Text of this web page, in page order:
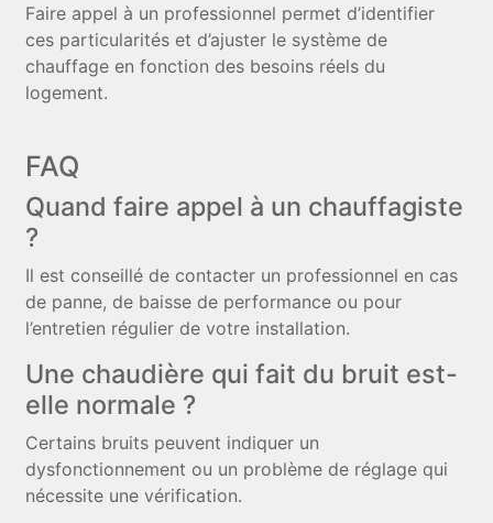
Faire appel à un professionnel permet d’identifier
ces particularités et d’ajuster le système de
chauffage en fonction des besoins réels du
logement.
FAQ
Quand faire appel à un chauffagiste
?
Il est conseillé de contacter un professionnel en cas
de panne, de baisse de performance ou pour
l’entretien régulier de votre installation.
Une chaudière qui fait du bruit est-
elle normale ?
Certains bruits peuvent indiquer un
dysfonctionnement ou un problème de réglage qui
nécessite une vérification.